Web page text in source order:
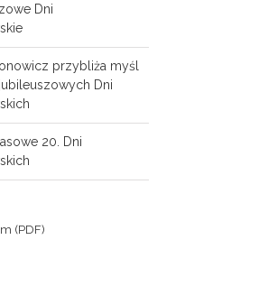
Dni
przybliża myśl
Dni
20. Dni
(PDF)